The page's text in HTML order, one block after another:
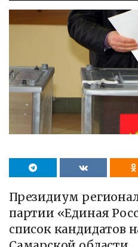
Президиум
партии «Единая
список кандидатов